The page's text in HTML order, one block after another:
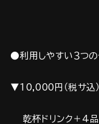
●利用しやすい３つ
▼10,000円（税サ込）
乾杯ドリンク＋4品